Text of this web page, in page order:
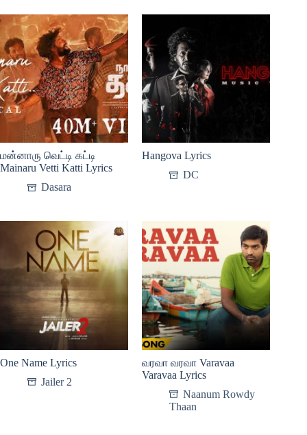
மன்னாரு வெட்டி கட்டி
Mainaru Vetti Katti Lyrics
Dasara
Hangova Lyrics
DC
One Name Lyrics
Jailer 2
வரவா வரவா Varavaa
Varavaa Lyrics
Naanum Rowdy
Thaan